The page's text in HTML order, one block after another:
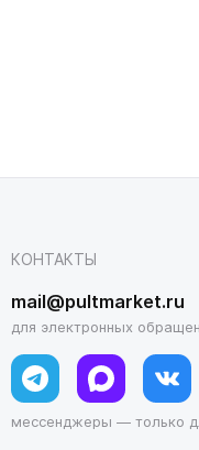
КОНТАКТЫ
mail@pultmarket.ru
для электронных
мессенджеры — только